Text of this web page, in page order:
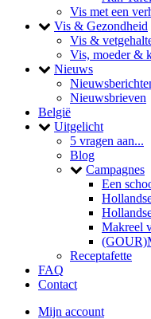
Vis met een
toggle
Vis & Gezondheid
Vis &
Vis, moeder &
toggle
Nieuws
Nieuwsbrieven
België
toggle
Uitgelicht
5 vragen aan...
Blog
toggle
Campagnes
Een
Makreel
Receptafette
FAQ
Contact
Mijn account